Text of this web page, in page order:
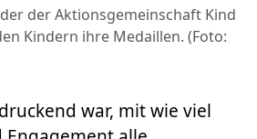
der Aktionsgemeinschaft Kind
Kindern ihre Medaillen. (Foto:
war, mit wie viel